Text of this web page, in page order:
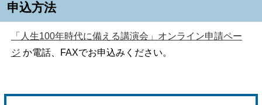
申込方法
「人生100年時代に備える講演会」オンライン申請ペー
ジ か電話、FAXでお申込みください。